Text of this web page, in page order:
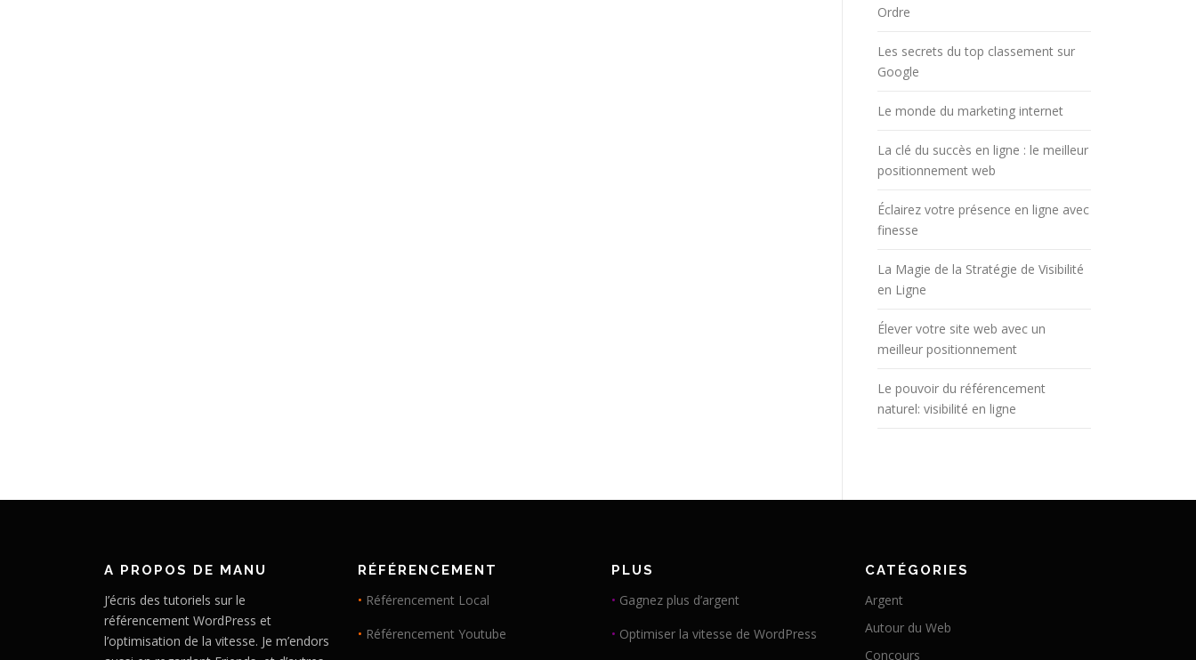
Ordre
Les secrets du top classement sur
Google
Le monde du marketing internet
La clé du succès en ligne : le meilleur
positionnement web
Éclairez votre présence en ligne avec
finesse
La Magie de la Stratégie de Visibilité
en Ligne
Élever votre site web avec un
meilleur positionnement
Le pouvoir du référencement
naturel: visibilité en ligne
A PROPOS DE MANU
J’écris des tutoriels sur le
référencement WordPress et
l’optimisation de la vitesse. Je m’endors
RÉFÉRENCEMENT
• Référencement Local
• Référencement Youtube
PLUS
• Gagnez plus d’argent
• Optimiser la vitesse de WordPress
CATÉGORIES
Argent
Autour du Web
Concours